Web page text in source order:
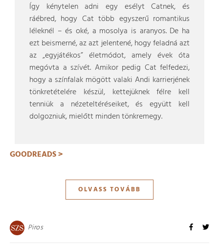
Így kénytelen adni egy esélyt Catnek, és
ráébred, hogy Cat több egyszerű romantikus
léleknél – és oké, a mosolya is aranyos. De ha
ezt beismerné, az azt jelentené, hogy feladná azt
az „egyjátékos” életmódot, amely évek óta
megóvta a szívét. Amikor pedig Cat felfedezi,
hogy a színfalak mögött valaki Andi karrierjének
tönkretételére készül, kettejüknek félre kell
tenniük a nézeteltéréseiket, és együtt kell
dolgozniuk, mielőtt minden tönkremegy.
GOODREADS >
OLVASS TOVÁBB
Piros